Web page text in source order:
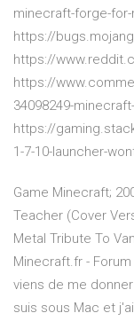
minecraft-forge-
https://
https://
https://
34098249-
https://
1-7-10-launcher-
Game Minecraft;
Teacher (Cover
Metal Tribute To
Minecraft.fr -
viens de me
suis sous Mac et